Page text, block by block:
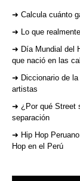
➜ Calcula cuánto
➜ Lo que
➜ Día Mundial del
que nació en las
➜ Diccionario de
artistas
➜ ¿Por qué Street
separación
➜ Hip Hop
Hop en el Perú